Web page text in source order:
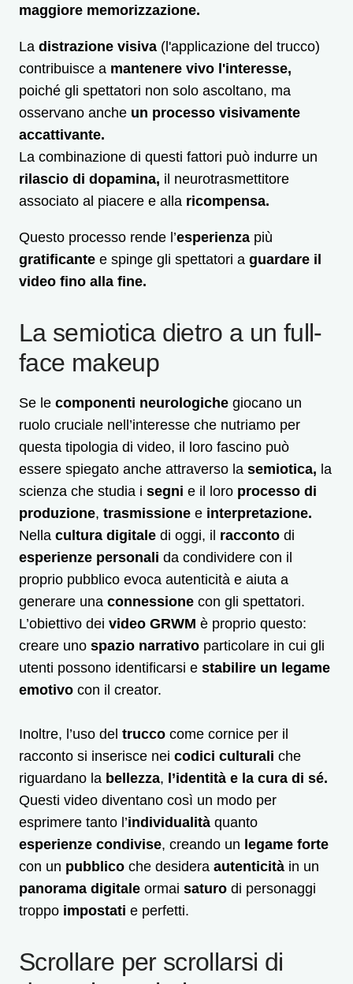
maggiore memorizzazione.
La distrazione visiva (l'applicazione del trucco)
contribuisce a mantenere vivo l'interesse,
poiché gli spettatori non solo ascoltano, ma
osservano anche un processo visivamente
accattivante.
La combinazione di questi fattori può indurre un
rilascio di dopamina, il neurotrasmettitore
associato al piacere e alla ricompensa.
Questo processo rende l’esperienza più
gratificante e spinge gli spettatori a guardare il
video fino alla fine.
La semiotica dietro a un full-
face makeup
Se le componenti neurologiche giocano un
ruolo cruciale nell’interesse che nutriamo per
questa tipologia di video, il loro fascino può
essere spiegato anche attraverso la semiotica, la
scienza che studia i segni e il loro processo di
produzione, trasmissione e interpretazione.
Nella cultura digitale di oggi, il racconto di
esperienze personali da condividere con il
proprio pubblico evoca autenticità e aiuta a
generare una connessione con gli spettatori.
L’obiettivo dei video GRWM è proprio questo:
creare uno spazio narrativo particolare in cui gli
utenti possono identificarsi e stabilire un legame
emotivo con il creator.
Inoltre, l’uso del trucco come cornice per il
racconto si inserisce nei codici culturali che
riguardano la bellezza, l’identità e la cura di sé.
Questi video diventano così un modo per
esprimere tanto l’individualità quanto
esperienze condivise, creando un legame forte
con un pubblico che desidera autenticità in un
panorama digitale ormai saturo di personaggi
troppo impostati e perfetti.
Scrollare per scrollarsi di